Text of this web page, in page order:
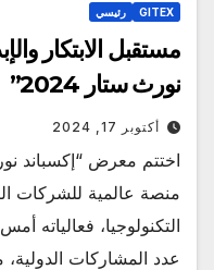
GITEX رئيسي
مستقبل الابتكار
نورث ستار 2024”
أكتوبر 17, 2024
منصة عالمية للشركات
التكنولوجيا، فعالياته
عدد المشاركات